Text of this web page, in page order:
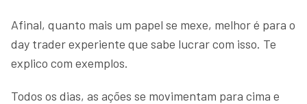
Afinal, quanto mais um papel se mexe, melhor é para o
day trader experiente que sabe lucrar com isso. Te
explico com exemplos.
Todos os dias, as ações se movimentam para cima e